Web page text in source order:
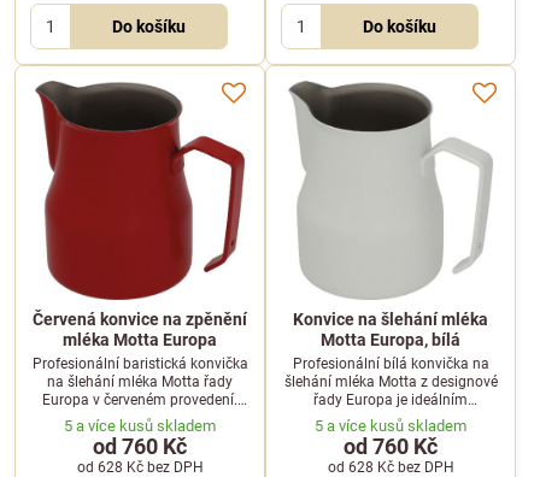
Do košíku Do košíku
Červená konvice na zpěnění
mléka Motta Europa
Profesionální baristická konvička
na šlehání mléka Motta řady
Europa v červeném provedení.
Ideální pomocník pro přípravu
dokonalé mléčné pěny pro
cappuccino nebo latte art.
5 a více kusů skladem
od 760 Kč
od 628 Kč bez DPH
Konvice na šlehání mléka
Motta Europa, bílá
Profesionální bílá konvička na
šlehání mléka Motta z designové
řady Europa je ideálním
pomocníkem pro přípravu
dokonalé mléčné pěny a latte art.
5 a více kusů skladem
od 760 Kč
od 628 Kč bez DPH